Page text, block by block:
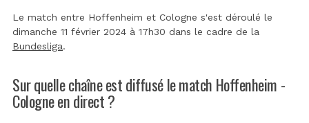
Le match entre Hoffenheim et Cologne s'est déroulé le
dimanche 11 février 2024 à 17h30 dans le cadre de la
Bundesliga.
Sur quelle chaîne est diffusé le match Hoffenheim -
Cologne en direct ?